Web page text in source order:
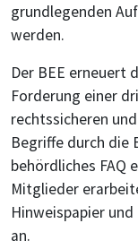
grundlegenden
werden.
Der BEE erneuert
Forderung einer
rechtssicheren
Begriffe durch die
behördliches FAQ
Mitglieder
Hinweispapier
an.